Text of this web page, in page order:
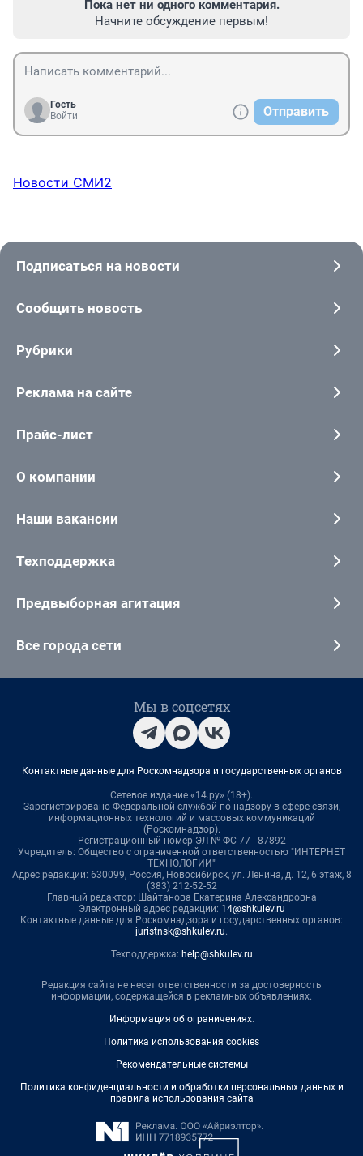
Пока нет ни одного комментария.
Начните обсуждение первым!
Гость
Войти
Отправить
Новости СМИ2
Подписаться на новости
Сообщить новость
Рубрики
Реклама на сайте
Прайс-лист
О компании
Наши вакансии
Техподдержка
Предвыборная агитация
Все города сети
Мы в соцсетях
Контактные данные для Роскомнадзора и государственных органов
Сетевое издание «14.ру» (18+).
Зарегистрировано Федеральной службой по надзору в сфере связи,
информационных технологий и массовых коммуникаций
(Роскомнадзор).
Регистрационный номер ЭЛ № ФС 77 - 87892
Учредитель: Общество с ограниченной ответственностью "ИНТЕРНЕТ
ТЕХНОЛОГИИ"
Адрес редакции: 630099, Россия, Новосибирск, ул. Ленина, д. 12, 6 этаж, 8
(383) 212-52-52
Главный редактор: Шайтанова Екатерина Александровна
Электронный адрес редакции: 14@shkulev.ru
Контактные данные для Роскомнадзора и государственных органов:
juristnsk@shkulev.ru.
Техподдержка: help@shkulev.ru
Редакция сайта не несет ответственности за достоверность
информации, содержащейся в рекламных объявлениях.
Информация об ограничениях.
Политика использования cookies
Рекомендательные системы
Политика конфиденциальности и обработки персональных данных и
правила использования сайта